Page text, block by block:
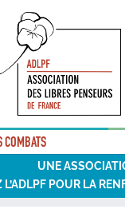
COMBATS
UNE
L’ADLPF POUR LA